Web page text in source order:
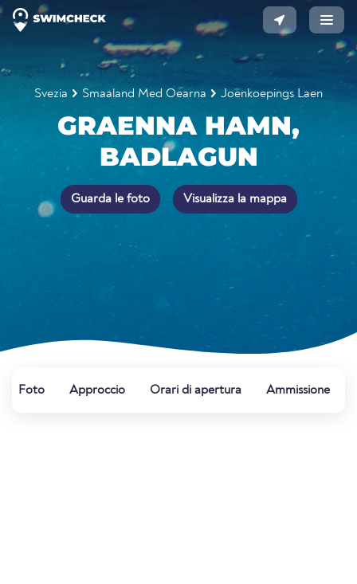
Svezia Smaaland Med Oearna Joenkoepings Laen
GRAENNA HAMN,
BADLAGUN
Guarda le foto Visualizza la mappa
Foto Approccio Orari di apertura Ammissione